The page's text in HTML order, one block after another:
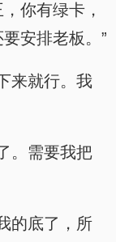
你有绿卡，
安排老板。”
来就行。我
。需要我把
的底了，所